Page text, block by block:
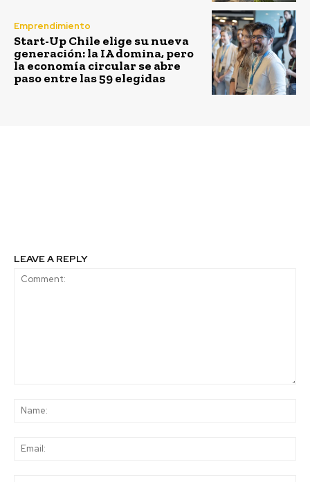
Emprendimiento
Start-Up Chile elige su nueva
generación: la IA domina, pero
la economía circular se abre
paso entre las 59 elegidas
LEAVE A REPLY